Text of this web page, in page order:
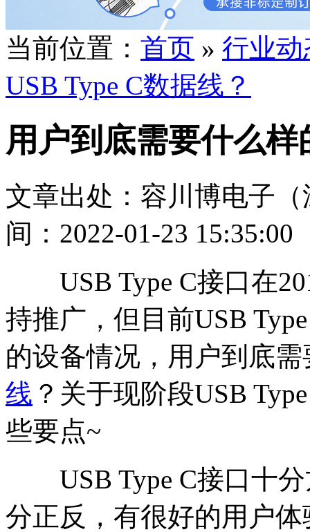
当前位置： 首页 » 行业动
USB Type C数据线？
用户到底需要什么样
文章出处：容川博电子
间：2022-01-23 15:35:00
USB Type C接口在
持推广，但目前USB
的设备情况，用户到底需
线 ？关于现阶段USB
些要点~
USB Type C接口十分
分正反，有很好的用户体